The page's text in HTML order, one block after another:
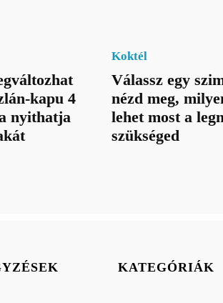
kapu 4
nyithatja
Koktél
Válassz egy
nézd meg,
lehet most a
szükséged
KATEGÓRIÁK